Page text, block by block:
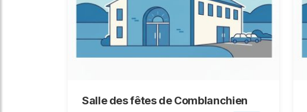
Salle des fêtes de Comblanchien